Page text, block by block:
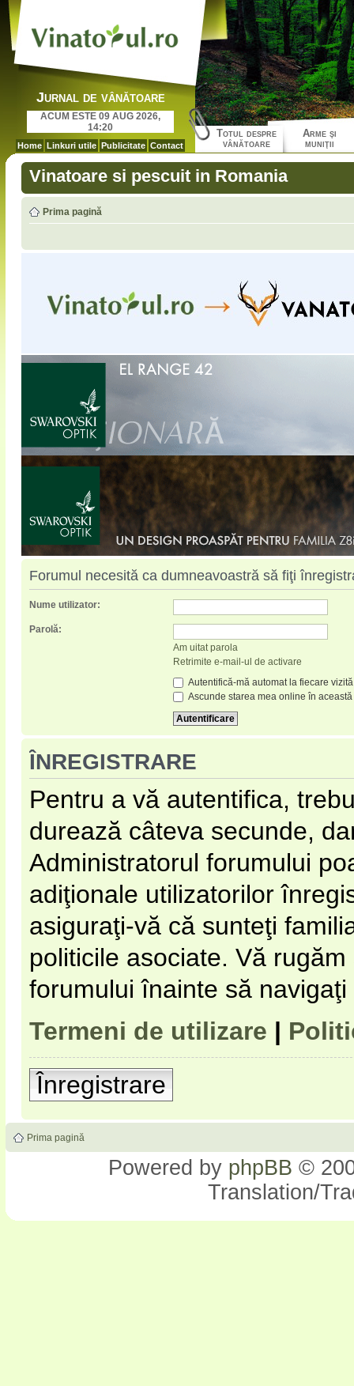
Jurnal de vânătoare
ACUM ESTE 09 AUG 2026,
14:20
Home Linkuri utile Publicitate Contact
Totul despre
vânătoare
Arme şi
muniţii
Vinatoare si pescuit in Romania
Prima pagină
Forumul necesită ca dumneavoastră să fiţi
Nume utilizator:
Parolă:
Am uitat parola
Retrimite e-mail-ul de activare
Autentifică-mă automat la fiecare vizită
Ascunde starea mea online în
ÎNREGISTRARE
Pentru a vă autentifica,
durează câteva secunde,
Administratorul forumului
adiţionale utilizatorilor
asiguraţi-vă că sunteţi
politicile asociate. Vă
forumului înainte să
Termeni de utilizare |
Înregistrare
Prima pagină
Powered by phpBB ©
Translation/